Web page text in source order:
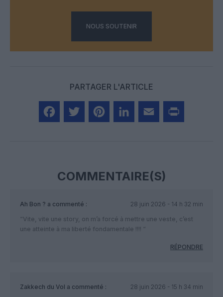
NOUS SOUTENIR
PARTAGER L'ARTICLE
COMMENTAIRE(S)
Ah Bon ? a commenté :
28 juin 2026 - 14 h 32 min
“Vite, vite une story, on m’a forcé à mettre une veste, c’est
une atteinte à ma liberté fondamentale !!!! “
RÉPONDRE
Zakkech du Vol a commenté :
28 juin 2026 - 15 h 34 min